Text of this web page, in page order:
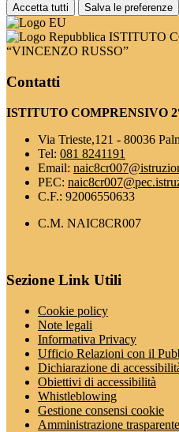
Accetta tutti Salva le preferenze
ISTITUTO
“VINCENZO RUSSO”
Contatti
ISTITUTO COMPRENSIVO
Via Trieste,121 - 80036
Tel: 081 8241191
Email:
PEC:
C.F.: 92006550633
C.M. NAIC8CR007
Sezione Link Utili
Cookie policy
Note legali
Informativa Privacy
Ufficio Relazioni con il
Dichiarazione di
Obiettivi di accessibilità
Whistleblowing
Gestione consensi cookie
Amministrazione trasparente